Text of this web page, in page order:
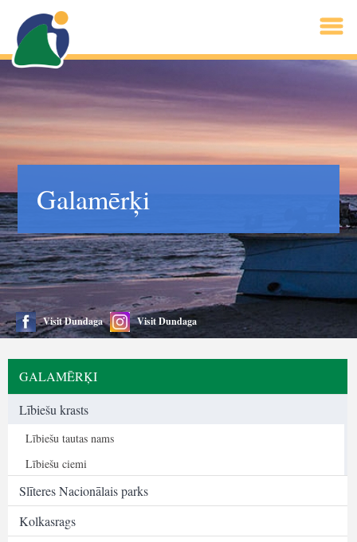
Galamērķi
Visit Dundaga Visit Dundaga
GALAMĒRĶI
Lībiešu krasts
Lībiešu tautas nams
Lībiešu ciemi
Slīteres Nacionālais parks
Kolkasrags